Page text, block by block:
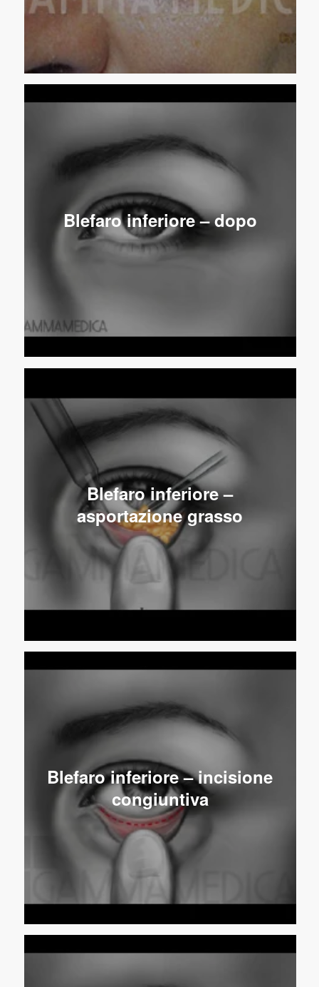
Blefaro inferiore – dopo
Blefaro inferiore –
asportazione grasso
Blefaro inferiore – incisione
congiuntiva